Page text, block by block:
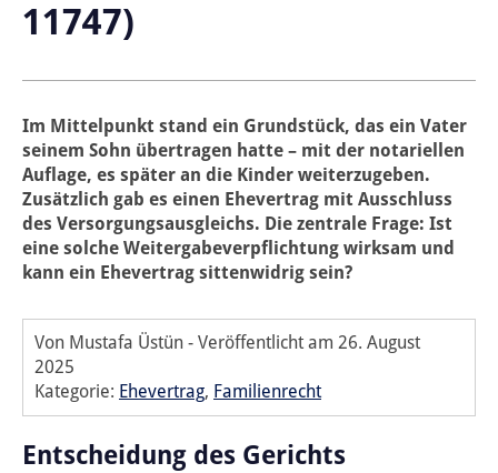
11747)
Im Mittelpunkt stand ein Grundstück, das ein Vater
seinem Sohn übertragen hatte – mit der notariellen
Auflage, es später an die Kinder weiterzugeben.
Zusätzlich gab es einen Ehevertrag mit Ausschluss
des Versorgungsausgleichs. Die zentrale Frage: Ist
eine solche Weitergabeverpflichtung wirksam und
kann ein Ehevertrag sittenwidrig sein?
Von Mustafa Üstün - Veröffentlicht am 26. August
2025
Kategorie: Ehevertrag, Familienrecht
Entscheidung des Gerichts